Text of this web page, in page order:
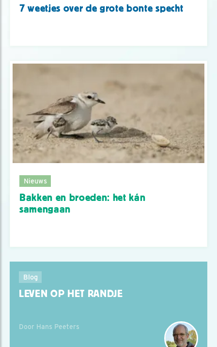
7 weetjes over de grote bonte specht
Nieuws
Bakken en broeden: het kán
samengaan
Blog
LEVEN OP HET RANDJE
Door Hans Peeters